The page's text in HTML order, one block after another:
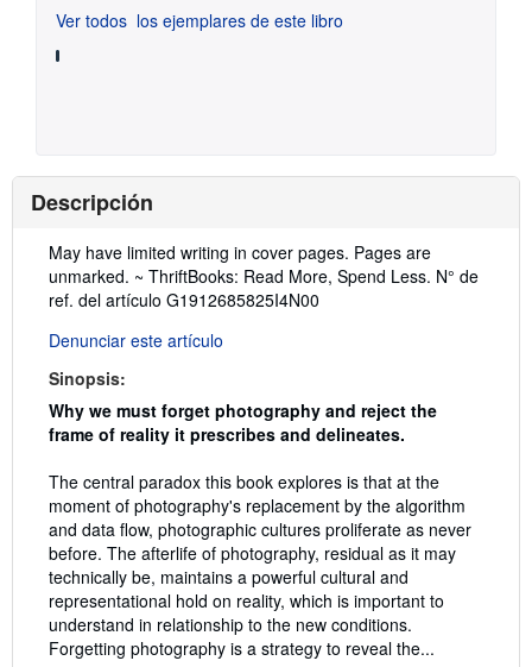
Ver todos los ejemplares de este libro
Descripción
Descripción:
May have limited writing in cover pages. Pages are
unmarked. ~ ThriftBooks: Read More, Spend Less. N° de
ref. del artículo G1912685825I4N00
Denunciar este artículo
Sinopsis:
Why we must forget photography and reject the
frame of reality it prescribes and delineates.
The central paradox this book explores is that at the
moment of photography's replacement by the algorithm
and data flow, photographic cultures proliferate as never
before. The afterlife of photography, residual as it may
technically be, maintains a powerful cultural and
representational hold on reality, which is important to
understand in relationship to the new conditions.
Forgetting photography is a strategy to reveal the...